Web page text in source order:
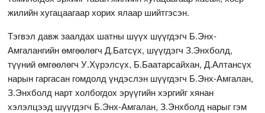
жилийн хугацаагаар хорих ялаар шийтгэсэн.
Тэгвэл давж заалдах шатны шүүх шүүгдэгч Б.Энх-
Амгалангийн өмгөөлөгч Д.Батсүх, шүүгдэгч З.Энхболд,
түүний өмгөөлөгч У.Хүрэлсүх, Б.Баатарсайхан, Д.Алтансүх
нарын гаргасан гомдолд үндэслэн шүүгдэгч Б.Энх-Амгалан,
З.Энхболд нарт холбогдох эрүүгийн хэргийг хянан
хэлэлцээд шүүгдэгч Б.Энх-Амгалан, З.Энхболд нарыг гэм